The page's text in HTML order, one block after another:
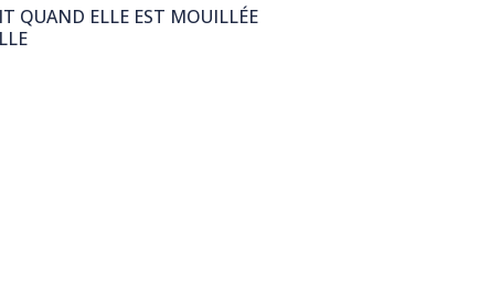
QUAND ELLE EST MOUILLÉE